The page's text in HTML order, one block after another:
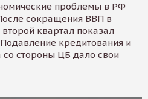
проблемы в РФ
сокращения ВВП в
квартал показал
кредитования и
со стороны ЦБ дало свои